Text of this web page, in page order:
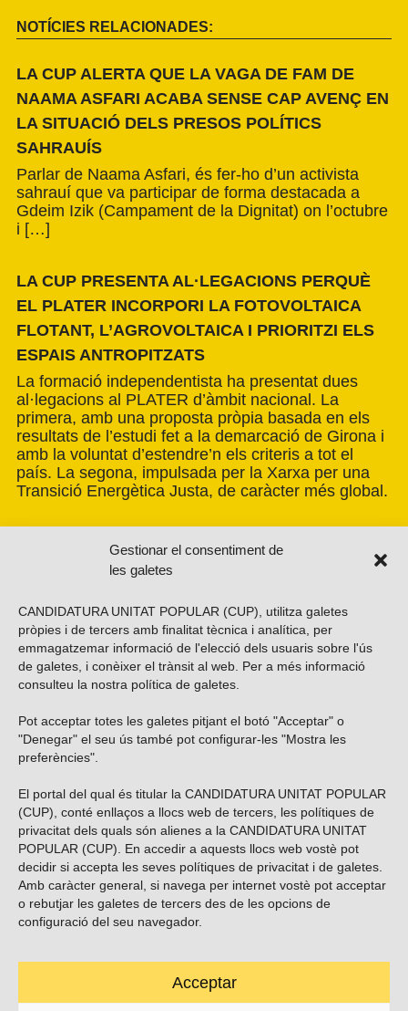
Gestionar el consentiment de
les galetes
CANDIDATURA UNITAT POPULAR (CUP), utilitza galetes
pròpies i de tercers amb finalitat tècnica i analítica, per
emmagatzemar informació de l'elecció dels usuaris sobre l'ús
de galetes, i conèixer el trànsit al web. Per a més informació
consulteu la nostra política de galetes
Pot acceptar totes les galetes pitjant el botó "Acceptar" o
"Denegar" el seu ús també pot configurar-les "Mostra les
preferències".
El portal del qual és titular la CANDIDATURA UNITAT POPULAR
(CUP), conté enllaços a llocs web de tercers, les polítiques de
privacitat dels quals són alienes a la CANDIDATURA UNITAT
POPULAR (CUP). En accedir a aquests llocs web vostè pot
decidir si accepta les seves polítiques de privacitat i de galetes.
Amb caràcter general, si navega per internet vostè pot acceptar
o rebutjar les galetes de tercers des de les opcions de
configuració del seu navegador.
Acceptar
NOTÍCIES RELACIONADES:
LA CUP ALERTA QUE LA VAGA DE FAM DE
NAAMA ASFARI ACABA SENSE CAP AVENÇ EN
LA SITUACIÓ DELS PRESOS POLÍTICS
SAHRAUÍS
Parlar de Naama Asfari, és fer-ho d’un activista
sahrauí que va participar de forma destacada a
Gdeim Izik (Campament de la Dignitat) on l’octubre
i […]
LA CUP PRESENTA AL·LEGACIONS PERQUÈ
EL PLATER INCORPORI LA FOTOVOLTAICA
FLOTANT, L’AGROVOLTAICA I PRIORITZI ELS
ESPAIS ANTROPITZATS
La formació independentista ha presentat dues
al·legacions al PLATER d’àmbit nacional. La
primera, amb una proposta pròpia basada en els
resultats de l’estudi fet a la demarcació de Girona i
amb la voluntat d’estendre’n els criteris a tot el
país. La segona, impulsada per la Xarxa per una
Transició Energètica Justa, de caràcter més global.
Vols subscriure’t al nostre butlletí?
ENVIAR
Troba’ns a les xarxes socials
Carrer Casp 180 (baixos), Barcelona.